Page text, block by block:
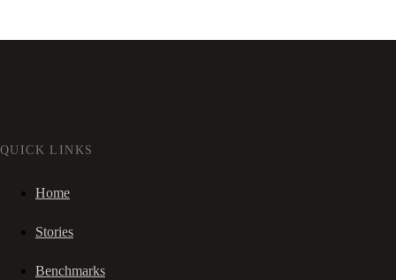
QUICK LINKS
Home
Stories
Benchmarks